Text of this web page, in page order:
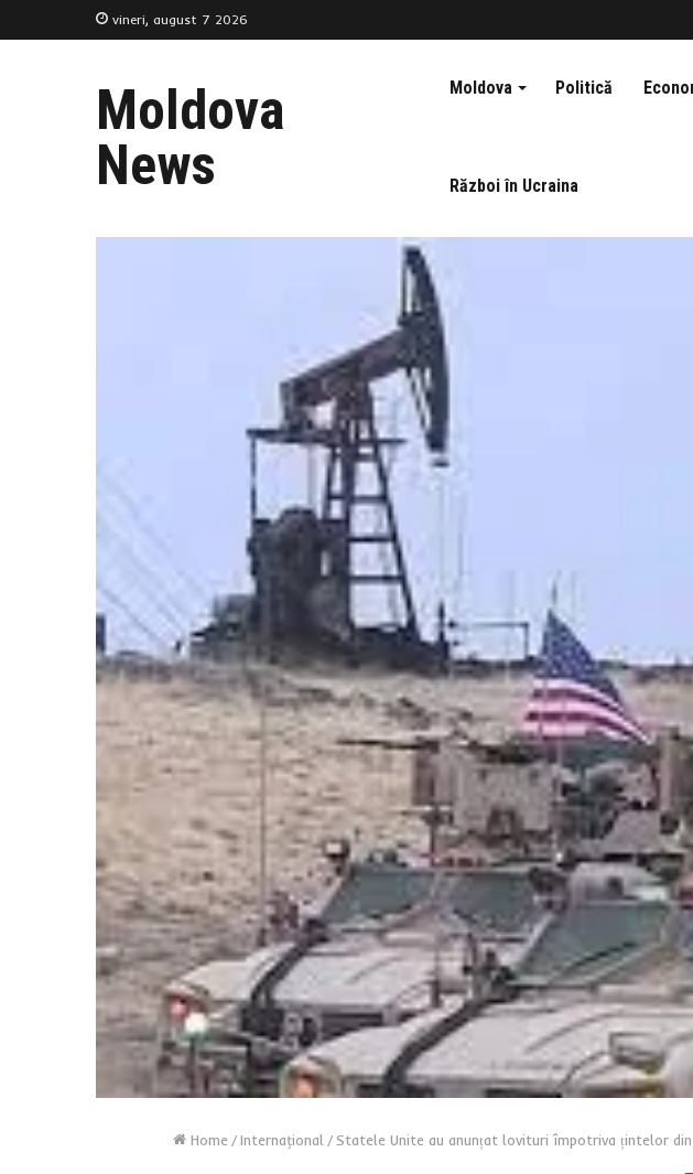
vineri, august 7 2026
Moldova
News
Moldova Politică
Război în Ucraina
Home /Internaţional / Statele Unite au anunțat lovituri împotriva țintelor